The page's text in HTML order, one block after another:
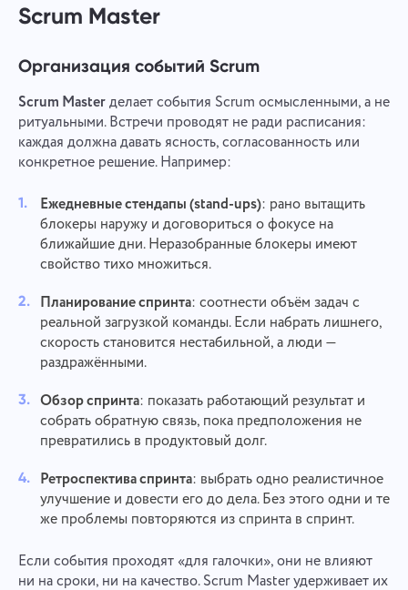
Scrum Master
Организация событий Scrum
Scrum Masterделает события Scrum осмысленными, а не
ритуальными. Встречи проводят не ради расписания:
каждая должна давать ясность, согласованность или
конкретное решение. Например:
Ежедневные стендапы (stand-ups): рано вытащить
блокеры наружу и договориться о фокусе на
ближайшие дни. Неразобранные блокеры имеют
свойство тихо множиться.
Планирование спринта: соотнести объём задач с
реальной загрузкой команды. Если набрать лишнего,
скорость становится нестабильной, а люди —
раздражёнными.
Обзор спринта: показать работающий результат и
собрать обратную связь, пока предположения не
превратились в продуктовый долг.
Ретроспектива спринта: выбрать одно реалистичное
улучшение и довести его до дела. Без этого одни и те
же проблемы повторяются из спринта в спринт.
Если события проходят «для галочки», они не влияют
ни на сроки, ни на качество. Scrum Master удерживает их